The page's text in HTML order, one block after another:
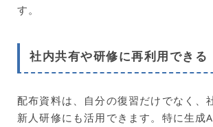
す。
社内共有や研修に再利用できる
配布資料は、自分の復習だけでなく、
新人研修にも活用できます。特に生成